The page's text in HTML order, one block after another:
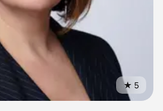
★ 5